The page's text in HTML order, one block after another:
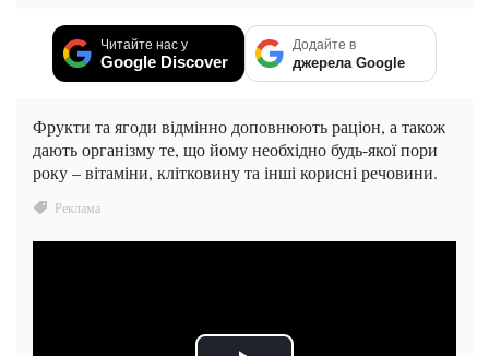
Читайте нас у
Google Discover
Додайте в
джерела Google
Фрукти та ягоди відмінно доповнюють раціон, а також
дають організму те, що йому необхідно будь-якої пори
року – вітаміни, клітковину та інші корисні речовини.